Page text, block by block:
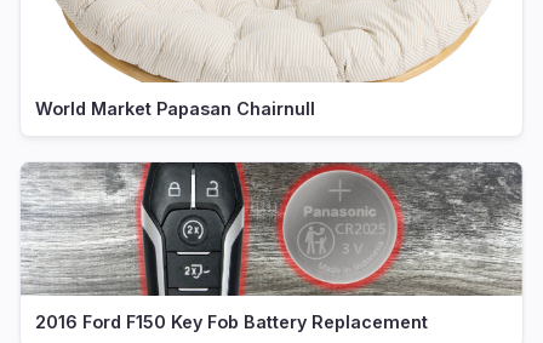
World Market Papasan Chairnull
2016 Ford F150 Key Fob Battery Replacement